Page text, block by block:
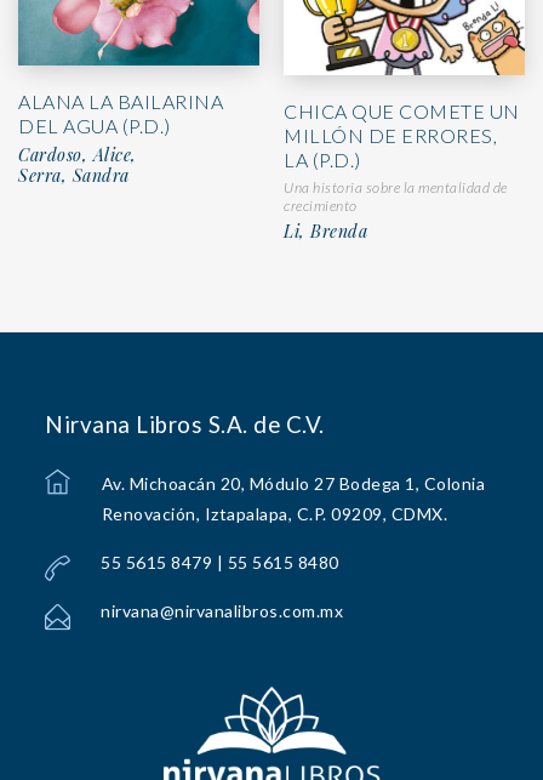
ALANA LA BAILARINA
DEL AGUA (P.D.)
Cardoso, Alice,
Serra, Sandra
CHICA QUE COMETE UN
MILLÓN DE ERRORES,
LA (P.D.)
Una historia sobre la mentalidad de
crecimiento
Li, Brenda
Nirvana Libros S.A. de C.V.
Av. Michoacán 20, Módulo 27 Bodega 1, Colonia
Renovación, Iztapalapa, C.P. 09209, CDMX.
55 5615 8479 | 55 5615 8480
nirvana@nirvanalibros.com.mx